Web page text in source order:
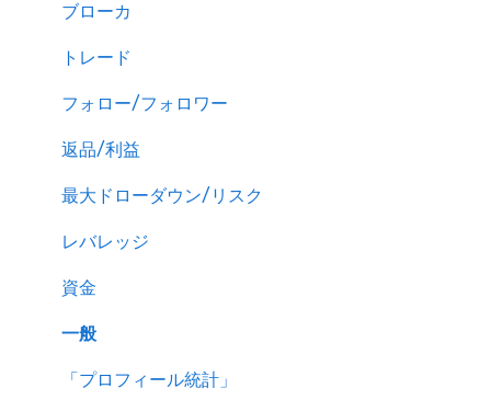
ブローカ
トレード
フォロー/フォロワー
返品/利益
最大ドローダウン/リスク
レバレッジ
資金
一般
「プロフィール統計」